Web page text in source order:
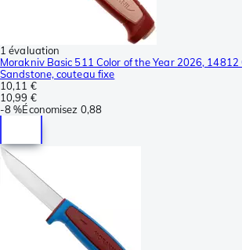
1 évaluation
Morakniv Basic 511 Color of the Year 2026,
Sandstone, couteau fixe
10,11 €
10,99 €
-8 %Économisez 0,88